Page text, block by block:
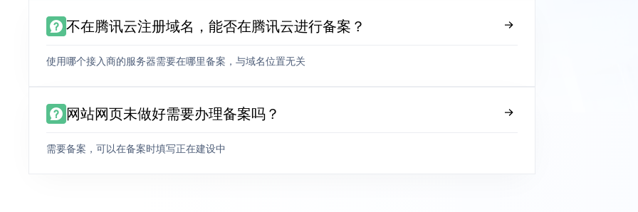
不在腾讯云注册域名，能否在腾讯云进行备案？
使用哪个接入商的服务器需要在哪里备案，与域名位置无关
网站网页未做好需要办理备案吗？
需要备案，可以在备案时填写正在建设中